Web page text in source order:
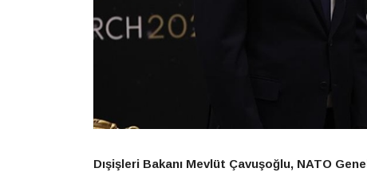
Dışişleri Bakanı Mevlüt Çavuşoğlu, NATO